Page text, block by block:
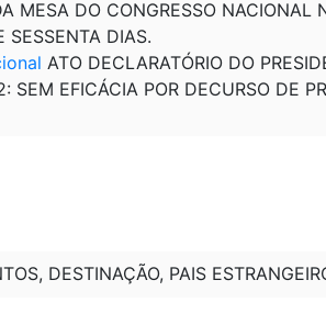
MESA DO CONGRESSO
SESSENTA DIAS.
ATO DECLARATÓRIO DO
EFICÁCIA POR DECURSO DE
DESTINAÇÃO, PAIS